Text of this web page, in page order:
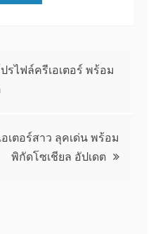
รไฟล์ครีเอเตอร์ พร้อม
เตอร์สาว ลุคเด่น พร้อม
พิกัดโซเชียล อัปเดต